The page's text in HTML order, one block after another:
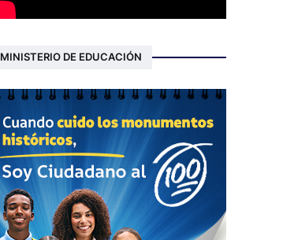
MINISTERIO DE EDUCACIÓN